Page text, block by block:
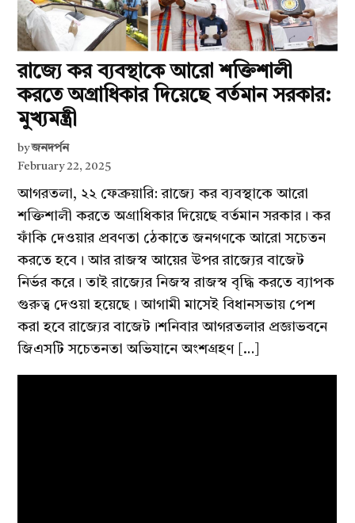
রাজ্যে কর ব্যবস্থাকে আরো শক্তিশালী
করতে অগ্রাধিকার দিয়েছে বর্তমান সরকার:
মুখ্যমন্ত্রী
by জনদর্পন
February 22, 2025
আগরতলা, ২২ ফেব্রুয়ারি: রাজ্যে কর ব্যবস্থাকে আরো
শক্তিশালী করতে অগ্রাধিকার দিয়েছে বর্তমান সরকার। কর
ফাঁকি দেওয়ার প্রবণতা ঠেকাতে জনগণকে আরো সচেতন
করতে হবে। আর রাজস্ব আয়ের উপর রাজ্যের বাজেট
নির্ভর করে। তাই রাজ্যের নিজস্ব রাজস্ব বৃদ্ধি করতে ব্যাপক
গুরুত্ব দেওয়া হয়েছে। আগামী মাসেই বিধানসভায় পেশ
করা হবে রাজ্যের বাজেট।শনিবার আগরতলার প্রজ্ঞাভবনে
জিএসটি সচেতনতা অভিযানে অংশগ্রহণ […]